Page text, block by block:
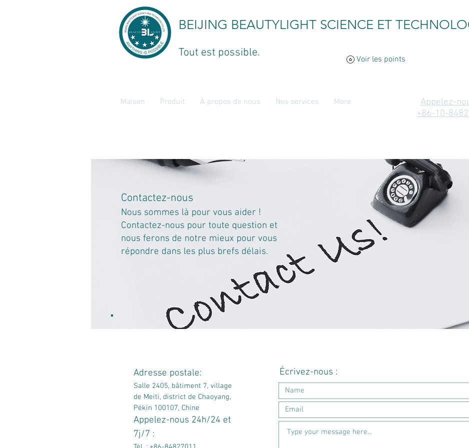
BEIJING BEAUTYLIGHT SCIENCE ET
Tout est possible. Voir les points
Maison Produit À propos de nous Nos services More
Appelez-
+86-10-
Contactez-nous
Nous sommes là pour vous aider !
Contactez-nous pour toute question et
nous ferons de notre mieux pour vous
répondre dans les plus brefs délais.
Adresse postale:
Salle 2405, bâtiment 7, village
de Meiti, district de Chaoyang,
Pékin 100107, Chine
Appelez-nous 24h/24 et
7j/7 :
Écrivez-nous :